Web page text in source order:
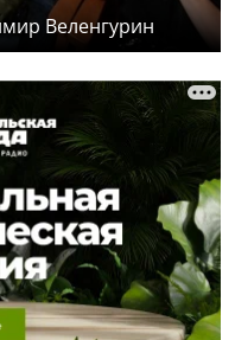
Веленгурин